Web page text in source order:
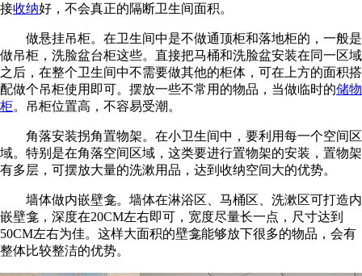
接收纳好，不会真正的隔断卫生间面积。
做悬挂吊柜。在卫生间中是不做通顶柜和落地柜的，一般是
做吊柜，洗脸盆台柜这些。直接把马桶和洗脸盆安装在同一区域
之后，在整个卫生间中不需要做其他的柜体，可在上方的面积搭
配做个吊柜使用即可。摆放一些不常用的物品，当做临时的储物
柜。吊柜位置高，不容易受潮。
角落安装拐角置物架。在小卫生间中，要利用每一个空间区
域。特别是在角落空间区域，这类要进行置物架的安装，置物架
有多层，可摆放大量的洗漱用品，达到收纳空间大的优势。
墙体做内嵌壁龛。墙体在淋浴区、马桶区、洗漱区可打造内
嵌壁龛，深度在20CM左右即可，宽度尽量长一点，尺寸达到
50CM左右为佳。这样大面积的壁龛能够放下很多的物品，会有
整体比较整洁的优势。